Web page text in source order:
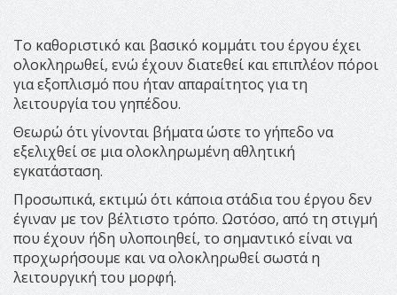
Το καθοριστικό και βασικό κομμάτι του έργου έχει
ολοκληρωθεί, ενώ έχουν διατεθεί και επιπλέον πόροι
για εξοπλισμό που ήταν απαραίτητος για τη
λειτουργία του γηπέδου.
Θεωρώ ότι γίνονται βήματα ώστε το γήπεδο να
εξελιχθεί σε μια ολοκληρωμένη αθλητική
εγκατάσταση.
Προσωπικά, εκτιμώ ότι κάποια στάδια του έργου δεν
έγιναν με τον βέλτιστο τρόπο. Ωστόσο, από τη στιγμή
που έχουν ήδη υλοποιηθεί, το σημαντικό είναι να
προχωρήσουμε και να ολοκληρωθεί σωστά η
λειτουργική του μορφή.